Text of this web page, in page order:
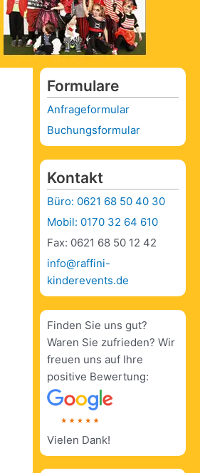
Formulare
Anfrageformular
Buchungsformular
Kontakt
Büro: 0621 68 50 40 30
Mobil: 0170 32 64 610
Fax: 0621 68 50 12 42
info@raffini-
kinderevents.de
Finden Sie uns gut?
Waren Sie zufrieden? Wir
freuen uns auf Ihre
positive Bewertung:
Vielen Dank!